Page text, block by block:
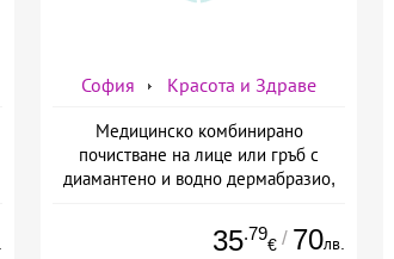
София Красота и Здраве
Медицинско комбинирано
почистване на лице или гръб с
диамантено и водно дермабразио,
Естетичен център Симона
35.79
€ / 70лв.